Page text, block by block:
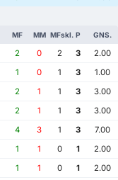
MF MM MFskl. P GNS.
2 0 2 3
2.00
1 0 1 3
1.00
2 1 1 3
3.00
2 1 1 3
3.00
4 3 1 3
7.00
1 1 0 1
2.00
1 1 0 1
2.00